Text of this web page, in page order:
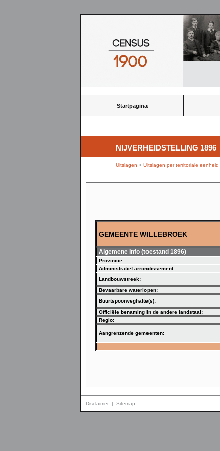
Startpagina
NIJVERHEIDSTELLING 1896
Uitslagen > Uitslagen per territoriale eenheid
GEMEENTE WILLEBROEK
Algemene Info (toestand 1896)
Provincie:
Administratief arrondissement:
Landbouwstreek:
Bevaarbare waterlopen:
Buurtspoorweghalte(s):
Officiële benaming in de andere landstaal:
Regio:
Aangrenzende gemeenten:
Disclaimer | Sitemap